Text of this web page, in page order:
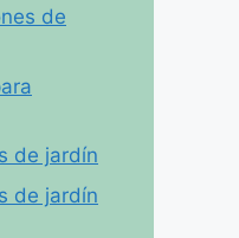
de
de jardín
de jardín